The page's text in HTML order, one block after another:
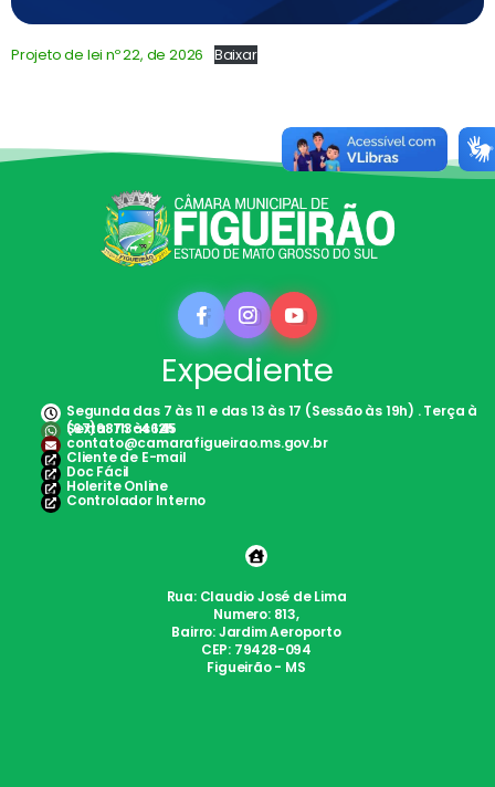
Projeto de lei nº 22, de 2026 Baixar
Expediente
Segunda das 7 às 11 e das 13 às 17 (Sessão às 19h) . Terça à
Sexta: 7h às 12h
(67)98113-4645
contato@camarafigueirao.ms.gov.br
Cliente de E-mail
Doc Fácil
Holerite Online
Controlador Interno
Rua: Claudio José de Lima
Numero: 813,
Bairro: Jardim Aeroporto
CEP: 79428-094
Figueirão - MS